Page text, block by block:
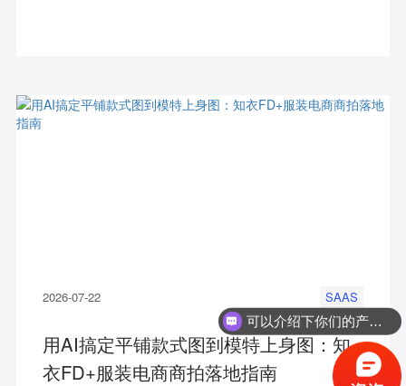
2026-07-22 SAAS
用AI搞定平铺款式图到模特上身图：知
衣FD+服装电商商拍落地指南
可以介绍下你们的产品么？